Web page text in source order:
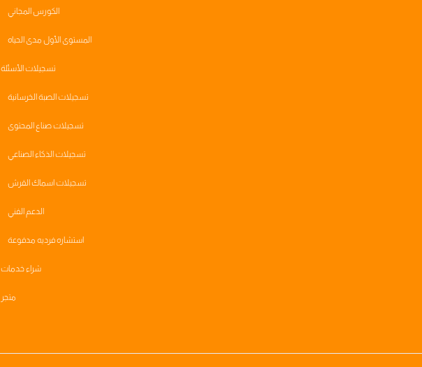
الكورس المجاني
المستوى الأول مدى الحياه
تسجيلات الأسئلة
تسجيلات الصبة الخرسانية
تسجيلات صناع المحتوى
تسجيلات الذكاء الصناعي
تسجيلات اسماك القرش
الدعم الفني
استشاره فرديه مدفوعة
شراء خدمات
متجر